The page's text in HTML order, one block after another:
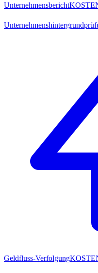
Unternehmensbericht
Geldfluss-Verfolgung